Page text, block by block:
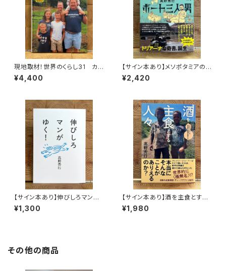
現地取材！世界のくらし31 カナ
ダ
¥4,400
【サイン本あり】メソポタミアの
ボート三人男
¥2,420
【サイン本あり】伸びしろマンが
ゆく！
¥1,300
【サイン本あり】酒を主食とする
人々 エチオピアの科学的秘境
を旅する
¥1,980
その他の商品